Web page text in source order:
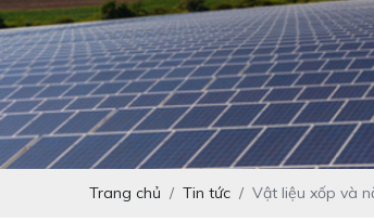
Trang chủ Tin tức Vật liệu xốp và